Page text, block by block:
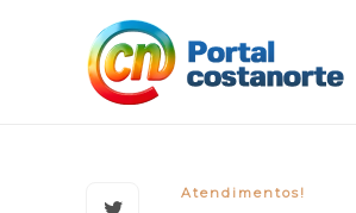
Atendimentos!